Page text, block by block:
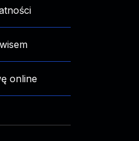
online